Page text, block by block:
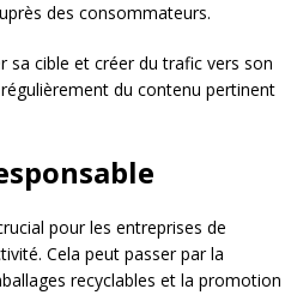
des consommateurs.
sa cible et créer du trafic vers son
du contenu pertinent
pour les entreprises de
Cela peut passer par la
recyclables et la promotion